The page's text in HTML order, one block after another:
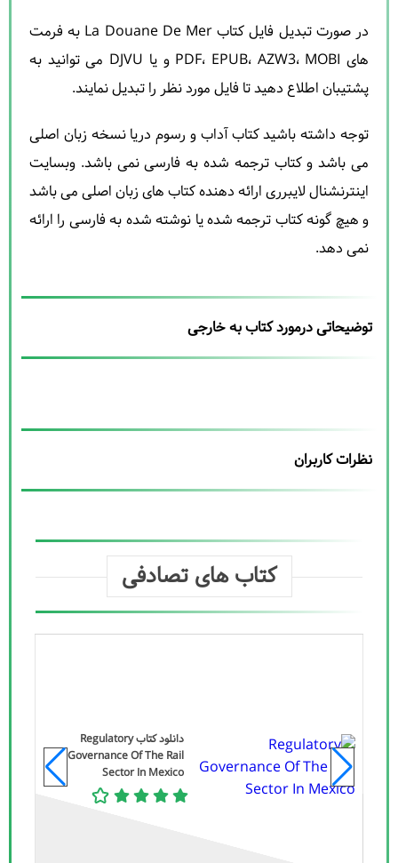
در صورت تبدیل فایل کتاب La Douane De Mer به فرمت
های PDF، EPUB، AZW3، MOBI و یا DJVU می توانید به
پشتیبان اطلاع دهید تا فایل مورد نظر را تبدیل نمایند.
توجه داشته باشید کتاب آداب و رسوم دریا نسخه زبان اصلی
می باشد و کتاب ترجمه شده به فارسی نمی باشد. وبسایت
اینترنشنال لایبرری ارائه دهنده کتاب های زبان اصلی می باشد
و هیچ گونه کتاب ترجمه شده یا نوشته شده به فارسی را ارائه
نمی دهد.
توضیحاتی درمورد کتاب به خارجی
نظرات کاربران
کتاب های تصادفی
دانلود کتاب Regulatory
Governance Of The Rail
Sector In Mexico